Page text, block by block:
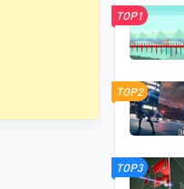
TOP1
TOP2
TOP3